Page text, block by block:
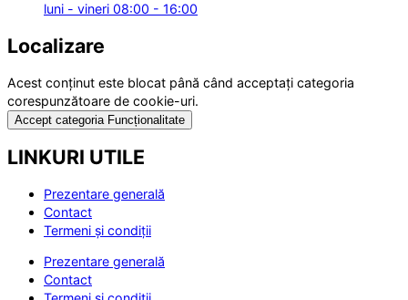
luni - vineri 08:00 - 16:00
Localizare
Acest conținut este blocat până când acceptați categoria
corespunzătoare de cookie-uri.
Accept categoria Funcționalitate
LINKURI UTILE
Prezentare generală
Contact
Termeni și condiții
Prezentare generală
Contact